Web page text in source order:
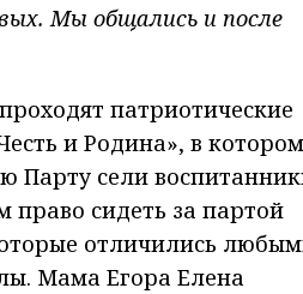
Мы общались и после
патриотические
и Родина», в котором
Парту сели
право сидеть за партой
отличились
Мама Егора Елена